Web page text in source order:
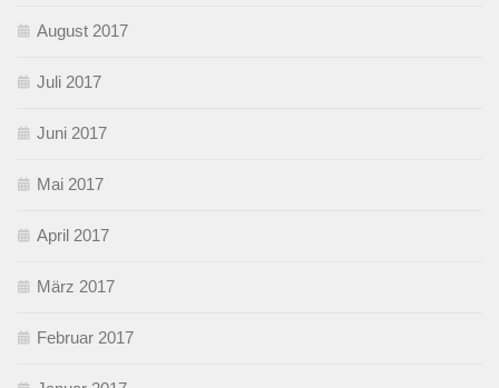
August 2017
Juli 2017
Juni 2017
Mai 2017
April 2017
März 2017
Februar 2017